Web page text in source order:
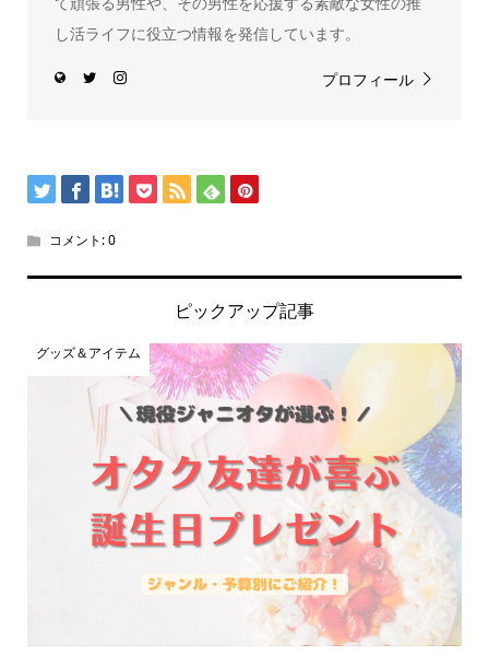
し活ライフに役立つ情報を発信しています。
プロフィール
コメント:0
ピックアップ記事
グッズ＆アイテム